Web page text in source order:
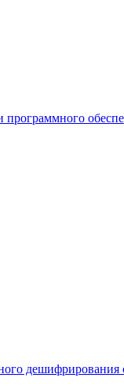
программного
дешифрирования